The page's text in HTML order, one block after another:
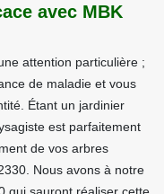
avec MBK
attention particulière ;
de maladie et vous
Étant un jardinier
est parfaitement
de vos arbres
Nous avons à notre